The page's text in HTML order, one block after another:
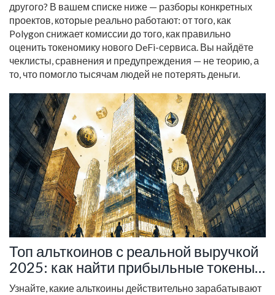
другого? В вашем списке ниже — разборы конкретных
проектов, которые реально работают: от того, как
Polygon снижает комиссии до того, как правильно
оценить токеномику нового DeFi-сервиса. Вы найдёте
чеклисты, сравнения и предупреждения — не теорию, а
то, что помогло тысячам людей не потерять деньги.
Топ альткоинов с реальной выручкой
2025: как найти прибыльные токены
вместо мемкоинов
Узнайте, какие альткоины действительно зарабатывают